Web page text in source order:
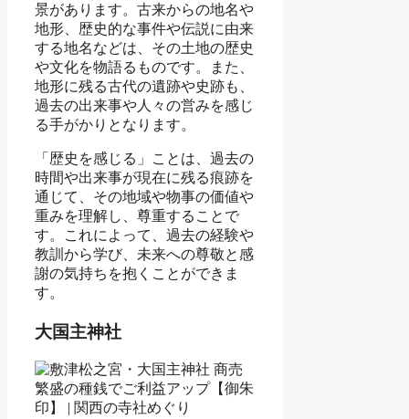
景があります。古来からの地名や
地形、歴史的な事件や伝説に由来
する地名などは、その土地の歴史
や文化を物語るものです。また、
地形に残る古代の遺跡や史跡も、
過去の出来事や人々の営みを感じ
る手がかりとなります。
「歴史を感じる」ことは、過去の
時間や出来事が現在に残る痕跡を
通じて、その地域や物事の価値や
重みを理解し、尊重することで
す。これによって、過去の経験や
教訓から学び、未来への尊敬と感
謝の気持ちを抱くことができま
す。
大国主神社